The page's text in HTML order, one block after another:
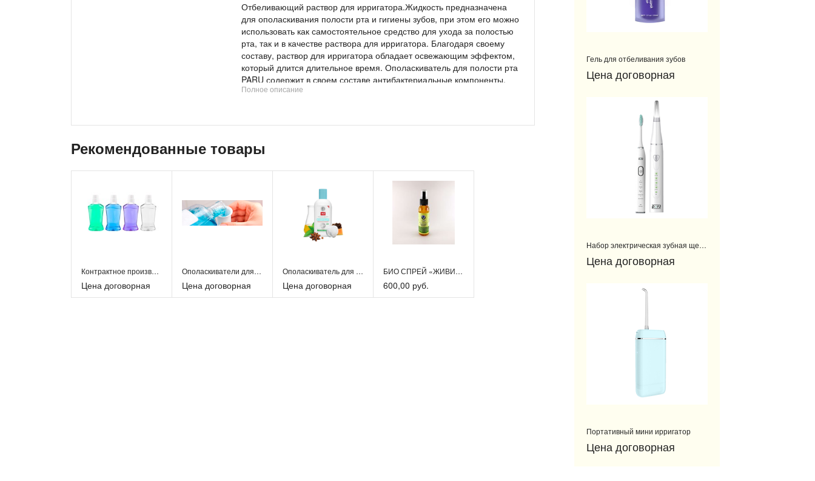
Отбеливающий раствор для ирригатора.Жидкость предназначена
для ополаскивания полости рта и гигиены зубов, при этом его можно
использовать как самостоятельное средство для ухода за полостью
рта, так и в качестве раствора для ирригатора. Благодаря своему
составу, раствор для ирригатора обладает освежающим эффектом,
который длится длительное время. Ополаскиватель для полости рта
PARU содержит в своем составе антибактериальные компоненты,
которые борются с бактериями и предотвращают образование
Полное описание
Рекомендованные товары
Контрактное производство. Гигиена полости рта
Цена договорная
Ополаскиватели для полости рта
Цена договорная
Ополаскиватель для полости рта
Цена договорная
БИО СПРЕЙ «ЖИВИЦА +»
600,00 руб.
​Гель для отбеливания зубов
Цена договорная
Набор электрическая зубная щетка и скалер ультразвуковой.
Цена договорная
Портативный мини ирригатор
Цена договорная